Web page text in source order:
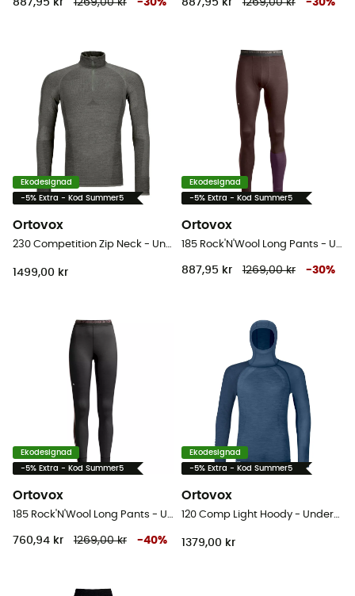
887,95 kr 1269,00 kr -30% 887,95 kr 1269,00 kr -30%
Ekodesignad
-5% Extra - Kod Summer5
Ortovox
230 Competition Zip Neck - Underställ Herr
1499,00 kr
Ekodesignad
-5% Extra - Kod Summer5
Ortovox
185 Rock'N'Wool Long Pants - Underställ Herr
887,95 kr 1269,00 kr -30%
Ekodesignad
-5% Extra - Kod Summer5
Ortovox
185 Rock'N'Wool Long Pants - Underställ Dam
760,94 kr 1269,00 kr -40%
Ekodesignad
-5% Extra - Kod Summer5
Ortovox
120 Comp Light Hoody - Underställ merinoull - Herr
1379,00 kr